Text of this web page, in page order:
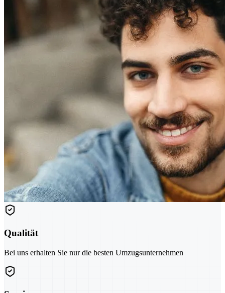
Qualität
Bei uns erhalten Sie nur die besten Umzugsunternehmen